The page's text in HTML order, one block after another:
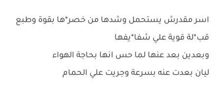
اسر مقدرش يستحمل وشدها من خصر*ها بقوة وطبع
قب*لة قوية علي شفا*يفها
وبعدين بعد عنها لما حس انها بحاجة الهواء
ليان بعدت عنه بسرعة وجريت علي الحمام